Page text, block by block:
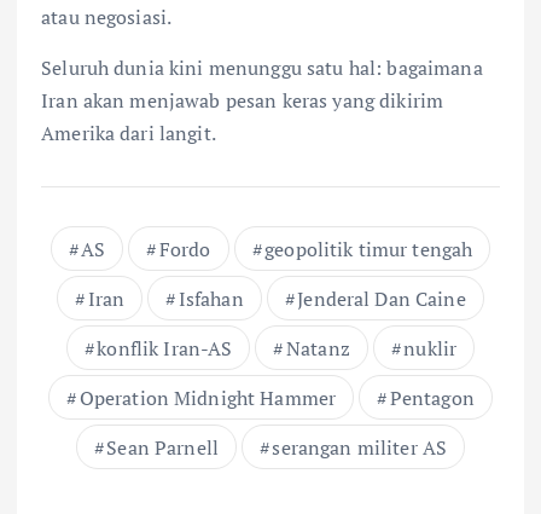
atau negosiasi.
Seluruh dunia kini menunggu satu hal: bagaimana
Iran akan menjawab pesan keras yang dikirim
Amerika dari langit.
AS Fordo
geopolitik timur tengah
Iran
Isfahan
Jenderal Dan Caine
konflik Iran-AS
Natanz
nuklir
Operation Midnight Hammer
Pentagon
Sean Parnell
serangan militer AS